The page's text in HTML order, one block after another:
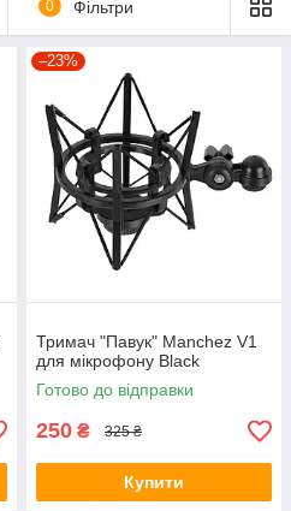
0 Фільтри
–23%
Тримач "Павук" Manchez V1
для мікрофону Black
Готово до відправки
250 ₴ 325 ₴
Купити